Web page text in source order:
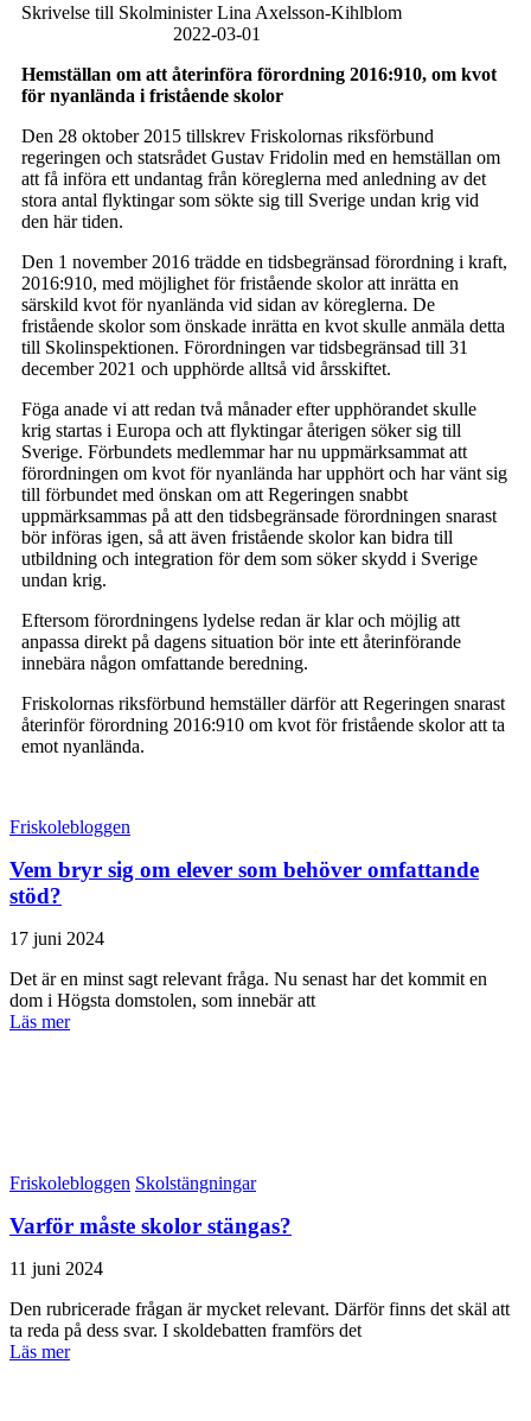
Skrivelse till Skolminister Lina Axelsson-Kihlblom
2022-03-01
Hemställan om att återinföra förordning 2016:910, om kvot
för nyanlända i fristående skolor
Den 28 oktober 2015 tillskrev Friskolornas riksförbund
regeringen och statsrådet Gustav Fridolin med en hemställan om
att få införa ett undantag från köreglerna med anledning av det
stora antal flyktingar som sökte sig till Sverige undan krig vid
den här tiden.
Den 1 november 2016 trädde en tidsbegränsad förordning i kraft,
2016:910, med möjlighet för fristående skolor att inrätta en
särskild kvot för nyanlända vid sidan av köreglerna. De
fristående skolor som önskade inrätta en kvot skulle anmäla detta
till Skolinspektionen. Förordningen var tidsbegränsad till 31
december 2021 och upphörde alltså vid årsskiftet.
Föga anade vi att redan två månader efter upphörandet skulle
krig startas i Europa och att flyktingar återigen söker sig till
Sverige. Förbundets medlemmar har nu uppmärksammat att
förordningen om kvot för nyanlända har upphört och har vänt sig
till förbundet med önskan om att Regeringen snabbt
uppmärksammas på att den tidsbegränsade förordningen snarast
bör införas igen, så att även fristående skolor kan bidra till
utbildning och integration för dem som söker skydd i Sverige
undan krig.
Eftersom förordningens lydelse redan är klar och möjlig att
anpassa direkt på dagens situation bör inte ett återinförande
innebära någon omfattande beredning.
Friskolornas riksförbund hemställer därför att Regeringen snarast
återinför förordning 2016:910 om kvot för fristående skolor att ta
emot nyanlända.
Friskolebloggen
Vem bryr sig om elever som behöver omfattande
stöd?
17 juni 2024
Det är en minst sagt relevant fråga. Nu senast har det kommit en
dom i Högsta domstolen, som innebär att
Läs mer
Friskolebloggen Skolstängningar
Varför måste skolor stängas?
11 juni 2024
Den rubricerade frågan är mycket relevant. Därför finns det skäl att
ta reda på dess svar. I skoldebatten framförs det
Läs mer